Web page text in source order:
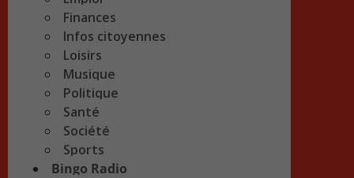
Finances
Infos citoyennes
Loisirs
Musique
Politique
Santé
Société
Sports
Bingo Radio